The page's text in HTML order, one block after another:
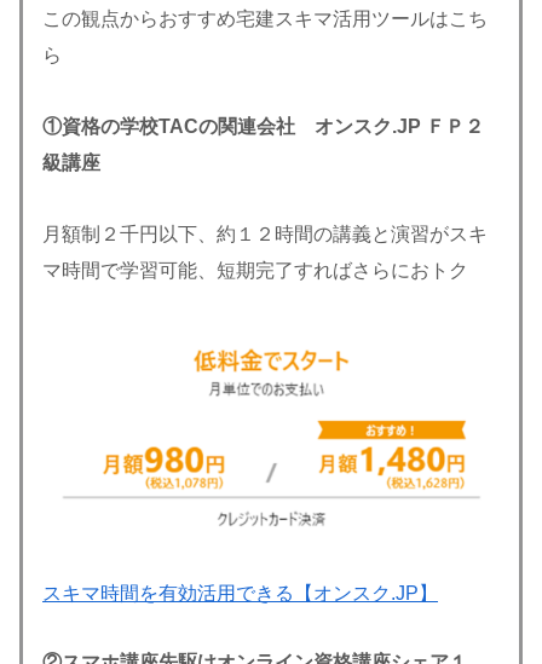
この観点からおすすめ宅建スキマ活用ツールはこち
ら
①資格の学校TACの関連会社 オンスク.JP ＦＰ２
級講座
月額制２千円以下、約１２時間の講義と演習がスキ
マ時間で学習可能、短期完了すればさらにおトク
スキマ時間を有効活用できる【オンスク.JP】